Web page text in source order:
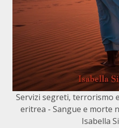
Servizi segreti, terrorismo
eritrea - Sangue e morte
Isabella